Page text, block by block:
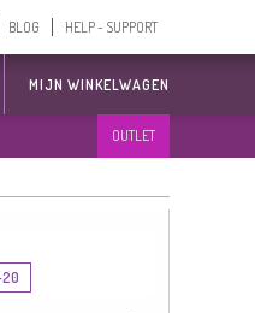
BLOG HELP - SUPPORT
MIJN WINKELWAGEN
OUTLET
20